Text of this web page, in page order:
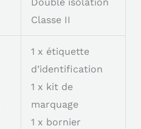
Classe II
1 x étiquette
d’identification
1 x kit de
marquage
1 x bornier